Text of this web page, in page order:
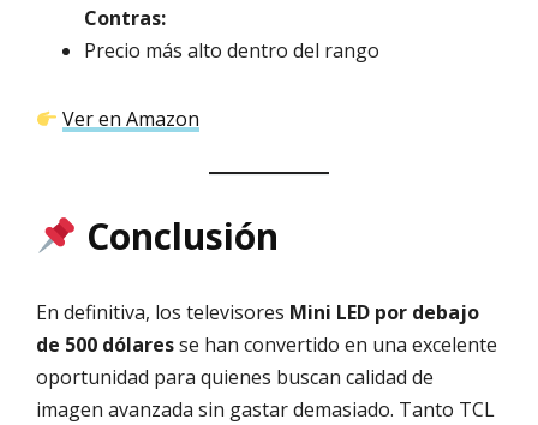
Contras:
Precio más alto dentro del rango
Ver en Amazon
Conclusión
En definitiva, los televisores Mini LED por debajo
de 500 dólaresse han convertido en una excelente
oportunidad para quienes buscan calidad de
imagen avanzada sin gastar demasiado. Tanto TCL